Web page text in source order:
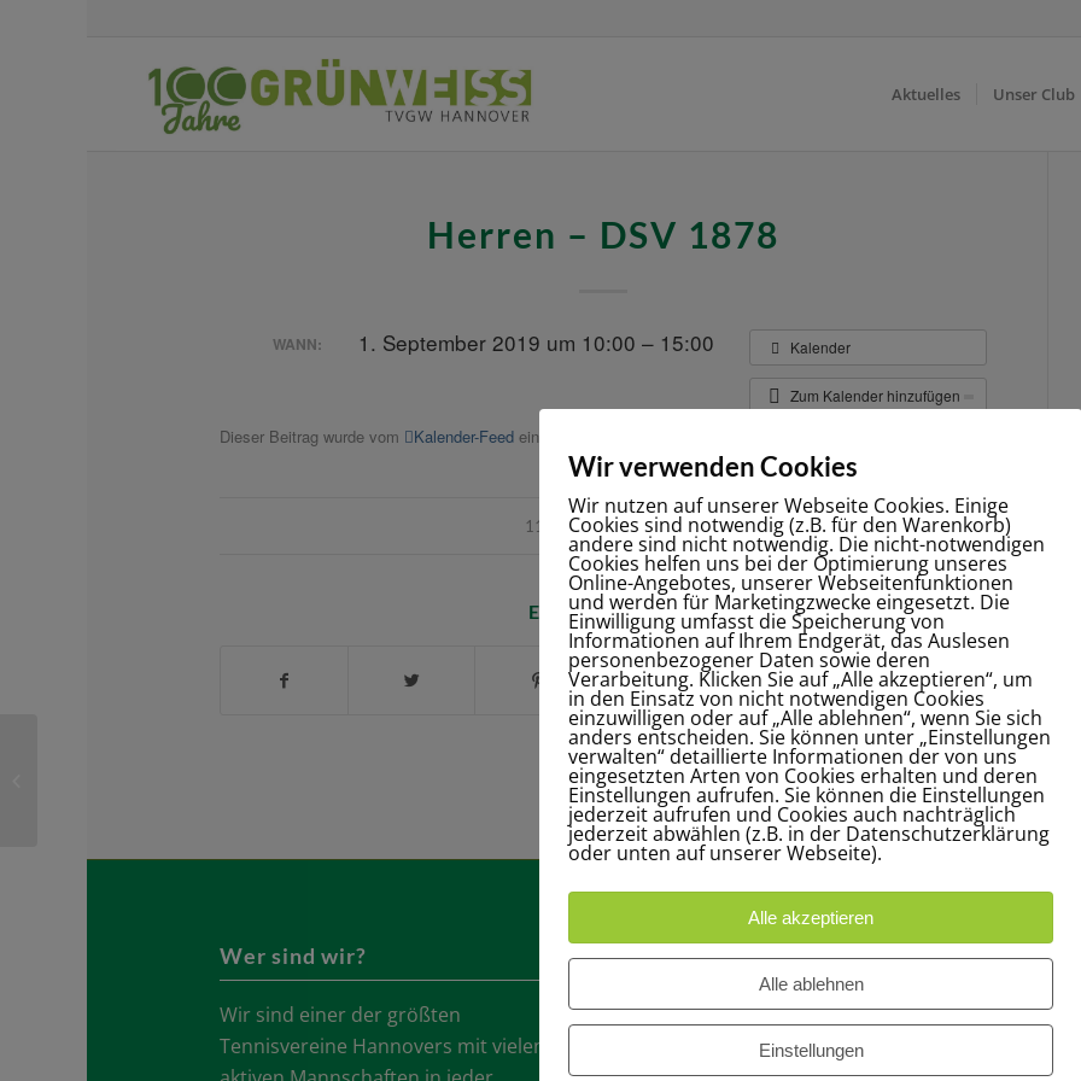
Aktuelles Unser Club
Herren – DSV 1878
Kalender
Zum Kalender hinzufügen
WANN: 1. September 2019 um 10:00 – 15:00
Dieser Beitrag wurde vom Kalender-Feed einer anderen Website repliziert.
11. AUGUST 2019
/
EINTRAG TEILEN
Wer sind wir?
Wir sind einer der größten
Tennisvereine Hannovers mit vielen
Adresse
Carl-Loges-Str.12
30657 Hannover
Wir verwenden Cookies
Wir nutzen auf unserer Webseite Cookies. Einige
Cookies sind notwendig (z.B. für den Warenkorb)
andere sind nicht notwendig. Die nicht-notwendigen
Cookies helfen uns bei der Optimierung unseres
Online-Angebotes, unserer Webseitenfunktionen
und werden für Marketingzwecke eingesetzt. Die
Einwilligung umfasst die Speicherung von
Informationen auf Ihrem Endgerät, das Auslesen
personenbezogener Daten sowie deren
Verarbeitung. Klicken Sie auf „Alle akzeptieren“, um
in den Einsatz von nicht notwendigen Cookies
einzuwilligen oder auf „Alle ablehnen“, wenn Sie sich
anders entscheiden. Sie können unter „Einstellungen
verwalten“ detaillierte Informationen der von uns
eingesetzten Arten von Cookies erhalten und deren
Einstellungen aufrufen. Sie können die Einstellungen
jederzeit aufrufen und Cookies auch nachträglich
jederzeit abwählen (z.B. in der Datenschutzerklärung
oder unten auf unserer Webseite).
Alle akzeptieren
Alle ablehnen
Einstellungen